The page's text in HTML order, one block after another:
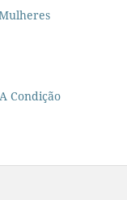
Condição